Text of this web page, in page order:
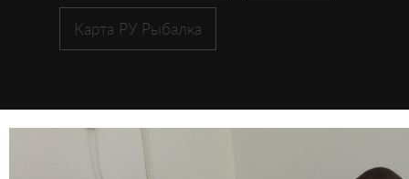
Карта РУ Рыбалка